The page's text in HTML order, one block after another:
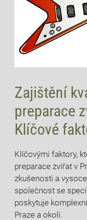
Zajištění⁤
preparace
Klíčové
Klíčovými faktory,
preparace zvířat ⁢v
zkušenosti‌ a
společnost se​
⁤poskytuje
Praze a okolí.‍